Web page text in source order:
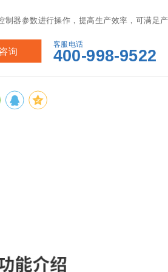
制器参数进行操作，提高生产效率，可满足
功能；
曲线批量设定。
询
客服电话
400-998-9522